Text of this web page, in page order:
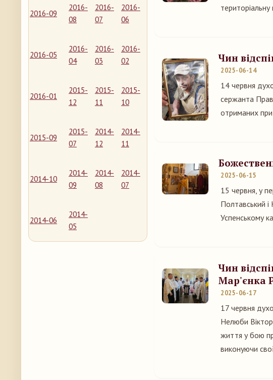
2016-09
2016-
08
2016-
07
2016-
06
2016-05
2016-
04
2016-
03
2016-
02
2016-01
2015-
12
2015-
11
2015-
10
2015-09
2015-
07
2014-
12
2014-
11
2014-10
2014-
09
2014-
08
2014-
07
2014-06
2014-
05
територіальну
Чин
2025-06-14
14 червня
сержанта
отриманих
2025-06-15
15 червня, у
Полтавський
Успенському
Чин
Мар'єнка
2025-06-17
17 червня
Нелюби
життя у бою
виконуючи